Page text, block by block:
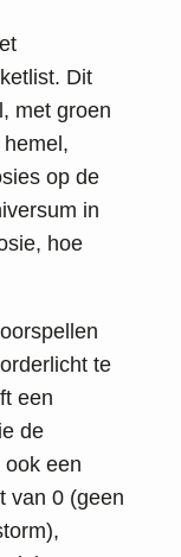
Dit
met groen
op de
in
hoe
te
een
de
een
van 0 (geen